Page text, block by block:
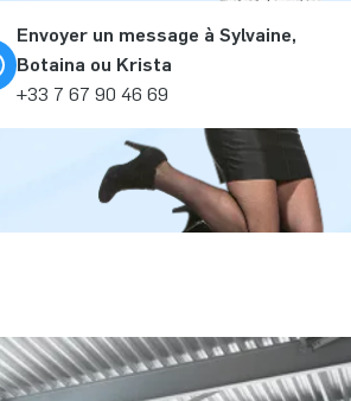
Envoyer un message à Sylvaine,
Botaina ou Krista
+33 7 67 90 46 69